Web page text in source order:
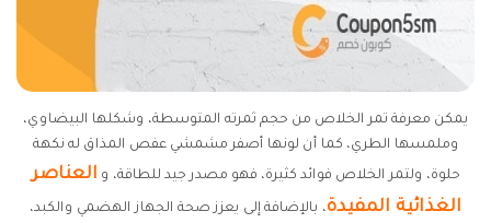
يمكن معرفة تمر الخلاص من حجم ثمرته المتوسطة، وشكلها البيضاوي،
وملمسها الطري، كما أن لونها أصفر مشمشي عفص المذاق له نكهة
حلوة، ولتمر الخلاص فوائد كثيرة، فهو مصدر جيد للطاقة، و العناصر
الغذائية المفيدة، بالإضافة إلى يعزز صحة الجهاز الهضمي والكبد،